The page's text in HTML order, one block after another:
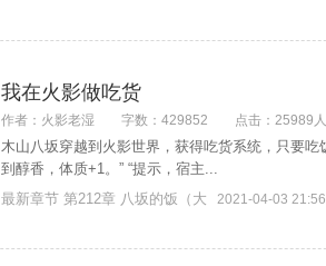
我在火影做吃货
作者：火影老湿 字数：429852 点击：25989人
木山八坂穿越到火影世界，获得吃货系统，只要吃
到醇香，体质+1。” “提示，宿主...
最新章节 第212章 八坂的饭（大
2021-04-03